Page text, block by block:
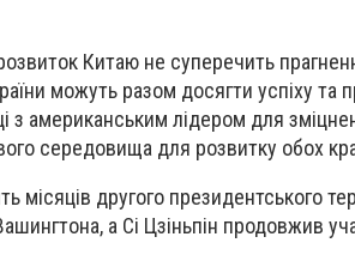
Китаю не суперечить
можуть разом досягти успіху та
з американським лідером для
середовища для розвитку обох
місяців другого президентського
а Сі Цзіньпін продовжив